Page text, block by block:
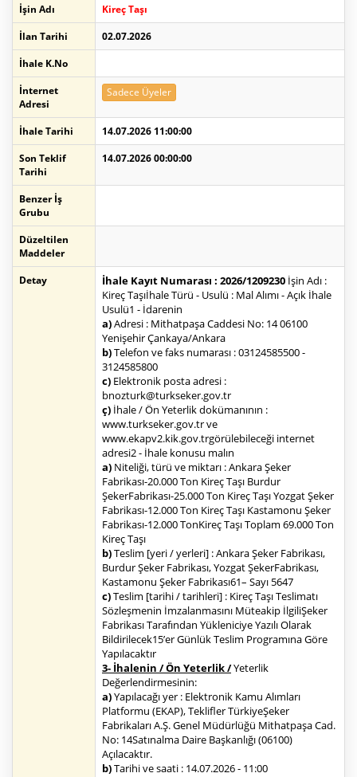
İşin Adı
Kireç Taşı
İlan Tarihi
02.07.2026
İhale K.No
İnternet
Adresi
Sadece Üyeler
İhale Tarihi
14.07.2026 11:00:00
Son Teklif
Tarihi
14.07.2026 00:00:00
Benzer İş
Grubu
Düzeltilen
Maddeler
Detay
İhale Kayıt Numarası : 2026/1209230 İşin Adı :
Kireç Taşıİhale Türü - Usulü : Mal Alımı - Açık İhale
Usulü1 - İdarenin
a)Adresi : Mithatpaşa Caddesi No: 14 06100
Yenişehir Çankaya/Ankara
b)Telefon ve faks numarası : 03124585500 -
3124585800
c) Elektronik posta adresi :
bnozturk@turkseker.gov.tr
ç) İhale / Ön Yeterlik dokümanının :
www.turkseker.gov.tr ve
www.ekapv2.kik.gov.trgörülebileceği internet
adresi2 - İhale konusu malın
a) Niteliği, türü ve miktarı : Ankara Şeker
Fabrikası-20.000 Ton Kireç Taşı Burdur
ŞekerFabrikası-25.000 Ton Kireç Taşı Yozgat Şeker
Fabrikası-12.000 Ton Kireç Taşı Kastamonu Şeker
Fabrikası-12.000 TonKireç Taşı Toplam 69.000 Ton
Kireç Taşı
b)Teslim [yeri / yerleri] : Ankara Şeker Fabrikası,
Burdur Şeker Fabrikası, Yozgat ŞekerFabrikası,
Kastamonu Şeker Fabrikası61– Sayı 5647
c)Teslim [tarihi / tarihleri] : Kireç Taşı Teslimatı
Sözleşmenin İmzalanmasını Müteakip İlgiliŞeker
Fabrikası Tarafından Yükleniciye Yazılı Olarak
Bildirilecek15’er Günlük Teslim Programına Göre
Yapılacaktır
3- İhalenin / Ön Yeterlik /Yeterlik
Değerlendirmesinin:
a)Yapılacağı yer : Elektronik Kamu Alımları
Platformu (EKAP), Teklifler TürkiyeŞeker
Fabrikaları A.Ş. Genel Müdürlüğü Mithatpaşa Cad.
No: 14Satınalma Daire Başkanlığı (06100)
Açılacaktır.
b)Tarihi ve saati : 14.07.2026 - 11:00